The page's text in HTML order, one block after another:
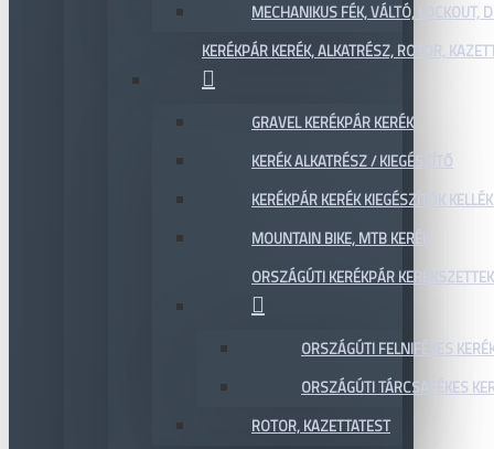
MECHANIKUS FÉK, VÁLTÓ, LOCKOUT,
KERÉKPÁR KERÉK, ALKATRÉSZ, ROTOR,
GRAVEL KERÉKPÁR KERÉK
KERÉK ALKATRÉSZ / KIEGÉSZÍTŐ
KERÉKPÁR KERÉK KIEGÉSZÍTŐK
MOUNTAIN BIKE, MTB KERÉK
ORSZÁGÚTI KERÉKPÁR KERÉKSZETTEK
ORSZÁGÚTI FELNIFÉKES
ORSZÁGÚTI TÁRCSAFÉKES
ROTOR, KAZETTATEST